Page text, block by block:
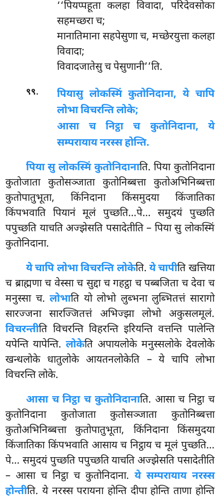
‘‘पियप्पहूता कलहा विवादा, परिदेवसोका
सहमच्छरा च;
मानातिमाना सहपेसुणा च, मच्छेरयुत्ता कलहा
विवादा;
विवादजातेसु च पेसुणानी’’ति.
९९. पियासु लोकस्मिं कुतोनिदाना, ये चापि
लोभा विचरन्ति लोके;
आसा च निट्ठा च कुतोनिदाना, ये
सम्परायाय नरस्स होन्ति.
पिया सु लोकस्मिं कुतोनिदानाति. पिया कुतोनिदाना
कुतोजाता कुतोसञ्जाता कुतोनिब्बत्ता कुतोअभिनिब्बत्ता
कुतोपातुभूता, किंनिदाना किंसमुदया किंजातिका
किंपभवाति पियानं मूलं पुच्छति…पे… समुदयं पुच्छति
पपुच्छति याचति अज्झेसति पसादेतीति – पिया सु लोकस्मिं
कुतोनिदाना.
ये चापि लोभा विचरन्ति लोकेति.ये चापीति खत्तिया
च ब्राह्मणा च वेस्सा च सुद्दा च गहट्ठा च पब्बजिता च देवा च
मनुस्सा च.लोभाति यो लोभो लुब्भना लुब्भितत्तं सारागो
सारज्जना सारज्जितत्तं अभिज्झा लोभो अकुसलमूलं.
विचरन्तीति विचरन्ति विहरन्ति इरियन्ति वत्तन्ति पालेन्ति
यपेन्ति यापेन्ति.लोकेति अपायलोके मनुस्सलोके देवलोके
खन्धलोके धातुलोके आयतनलोकेति – ये चापि लोभा
विचरन्ति लोके.
आसा च निट्ठा च कुतोनिदानाति. आसा च निट्ठा च
कुतोनिदाना कुतोजाता कुतोसञ्जाता कुतोनिब्बत्ता
कुतोअभिनिब्बत्ता कुतोपातुभूता, किंनिदाना किंसमुदया
किंजातिका किंपभवाति आसायच निट्ठाय च मूलं पुच्छति…
पे… समुदयं पुच्छति पपुच्छति याचति अज्झेसति पसादेतीति
– आसा च निट्ठा च कुतोनिदाना. ये सम्परायाय नरस्स
होन्तीति. ये नरस्स परायना होन्ति दीपा होन्ति ताणा होन्ति